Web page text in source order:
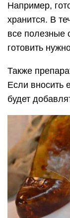
Например,
хранится. В
все полезные
готовить
Также
Если вносить
будет